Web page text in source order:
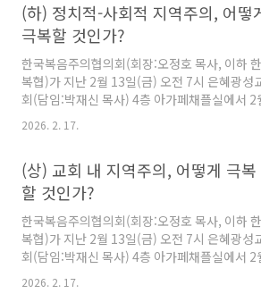
꾀르 영성』)이라는 제목의 책이다. 아래 내용은
기독교학술원에서 보내온 책의 내용을 소개하는
보도자료을 옮겨놓은 것임을 밝힌다. 이 책의 1부
에는 종교개혁자 루터, 츠빙글리, 칼빈의 영성이
소개되었다. 개회사는 김영한(기독교학술원장)
이 종교개혁자들의 영성을 “그리스,도 신앙에
거한 칭의와 성화의 영성”으로 소개했다. 발표1
(하) 정치적-사회적 지역주의, 어떻
극복할 것인가?
한국복음주의협의회(회장:오정호 목사, 이하 한
복협)가 지난 2월 13일(금) 오전 7시 은혜광성
회(담임:박재신 목사) 4층 아가페채플실에서 2
조찬기도회 및 발표회를 가졌다. '지역주의를 어
떻게 극복할 것인가'를 주제로 진행된 발표회에
제목으로, 양준석 박사(국민대 교수)가 라는 제목
으로 발표했다. 두 발제자의 발표 내용을 두 편으
로 나눠 요약해서 정리한다' 정치적-사회적 지역
주의, 어떻게 극복할 것인가?양준석 박사(국민대
교수)양준석 박사는 한국 사회의 고질적인 병폐
인 지역주의를 단순한 '감정'의 차원이 아닌, 권
구조와 경제적 불균형이라는 구조적 모순으로 분
2026. 2. 17.
(상) 교회 내 지역주의, 어떻게 극복
할 것인가?
한국복음주의협의회(회장:오정호 목사, 이하 한
복협)가 지난 2월 13일(금) 오전 7시 은혜광성
회(담임:박재신 목사) 4층 아가페채플실에서 2
조찬기도회 및 발표회를 가졌다. '지역주의를 어
떻게 극복할 것인가'를 주제로 진행된 발표회에
2026. 2. 17.